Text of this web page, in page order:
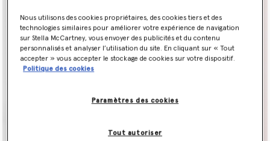
Nous utilisons des cookies propriétaires, des cookies tiers et des
technologies similaires pour améliorer votre expérience de navigation
sur Stella McCartney, vous envoyer des publicités et du contenu
personnalisés et analyser l’utilisation du site. En cliquant sur « Tout
accepter » vous accepter le stockage de cookies sur votre dispositif.
Politique des cookies
Paramètres des cookies
Tout autoriser